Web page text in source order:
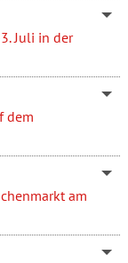
Juli in der
dem
am